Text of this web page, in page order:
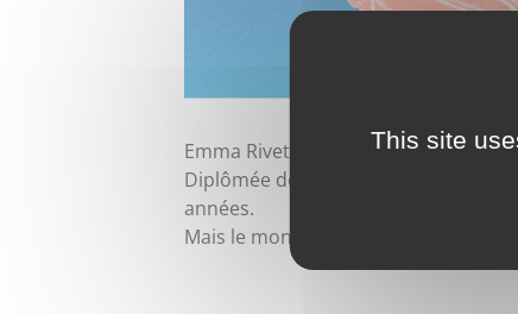
Emma Rivet est une jeune artiste
Diplômée de l’École Supérieure
années.
Mais le monotype* est aujourd’hui
This site